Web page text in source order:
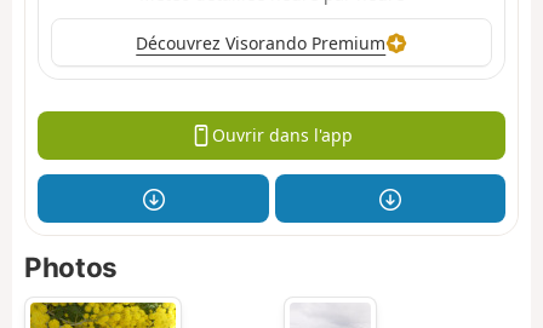
Découvrez Visorando Premium
Ouvrir dans l'app
Photos